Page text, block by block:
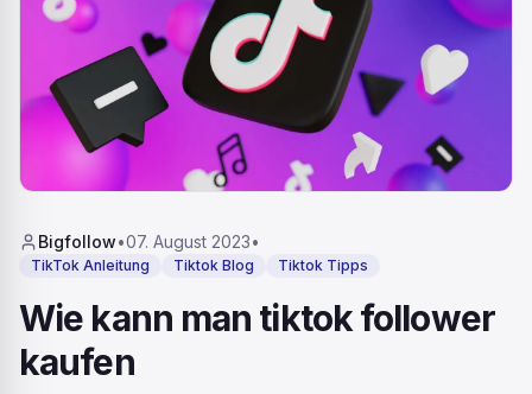
Bigfollow•07. August 2023•
TikTok Anleitung Tiktok Blog Tiktok Tipps
Wie kann man tiktok follower
kaufen